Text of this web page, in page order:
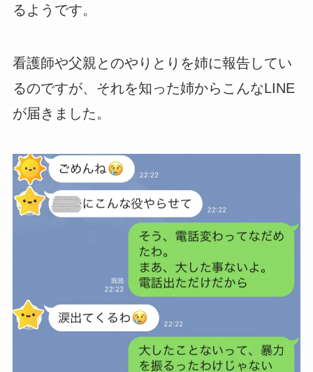
るようです。
看護師や父親とのやりとりを姉に報告してい
るのですが、それを知った姉からこんなLINE
が届きました。